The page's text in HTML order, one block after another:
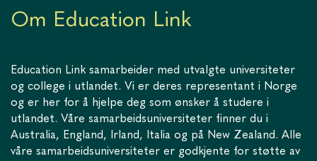
Om Education Link
Education Link samarbeider med utvalgte universiteter
og college i utlandet. Vi er deres representant i Norge
og er her for å hjelpe deg som ønsker å studere i
utlandet. Våre samarbeidsuniversiteter finner du i
Australia, England, Irland, Italia og på New Zealand. Alle
våre samarbeidsuniversiteter er godkjente for støtte av